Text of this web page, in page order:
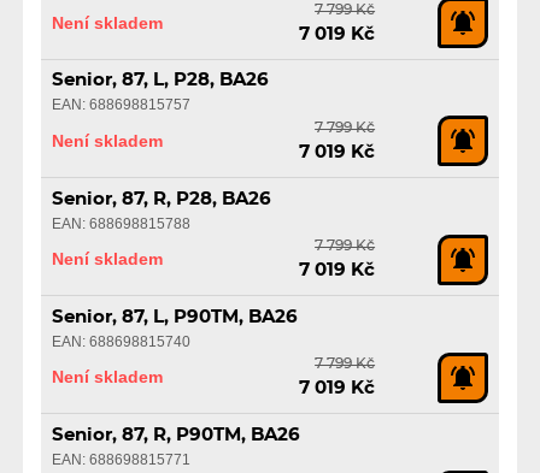
Není skladem
7 799 Kč
7 019 Kč
Senior, 87, L, P28, BA26
EAN: 688698815757
Není skladem
7 799 Kč
7 019 Kč
Senior, 87, R, P28, BA26
EAN: 688698815788
Není skladem
7 799 Kč
7 019 Kč
Senior, 87, L, P90TM, BA26
EAN: 688698815740
Není skladem
7 799 Kč
7 019 Kč
Senior, 87, R, P90TM, BA26
EAN: 688698815771